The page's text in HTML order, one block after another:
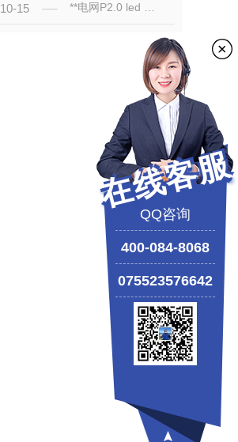
10-15
在线客服
QQ咨询
400-084-8068
075523576642